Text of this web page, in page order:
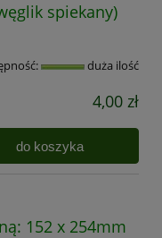
spiekany)
duża ilość
4,00 zł
do koszyka
152 x 254mm